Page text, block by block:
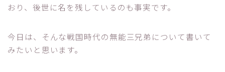
おり、後世に名を残しているのも事実です。
今日は、そんな戦国時代の無能三兄弟について書いて
みたいと思います。